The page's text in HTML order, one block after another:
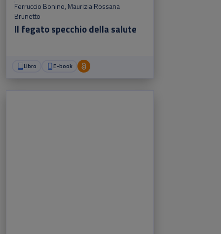
Ferruccio Bonino, Maurizia Rossana
Brunetto
Il fegato specchio della salute
Libro E-book